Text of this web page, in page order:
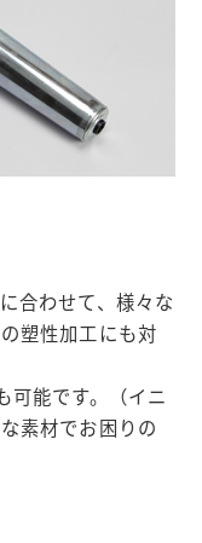
合わせて、様々な
塑性加工にも対
可能です。（イニ
素材でお困りの